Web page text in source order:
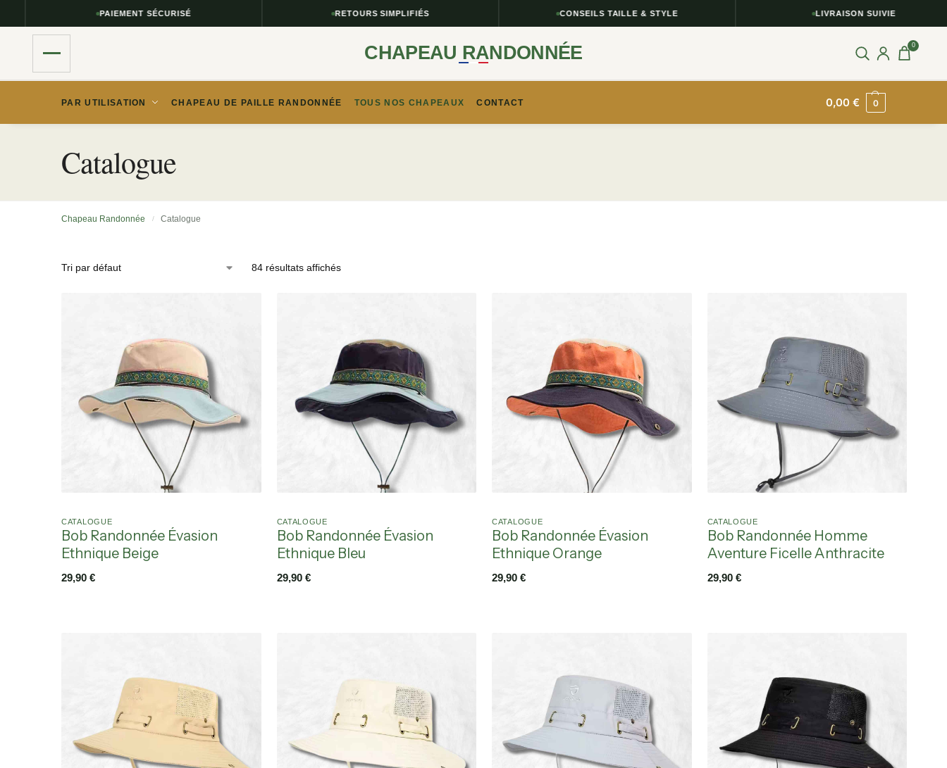
PAIEMENT SÉCURISÉ RETOURS SIMPLIFIÉS CONSEILS TAILLE & STYLE LIVRAISON SUIVIE
CHAPEAU RANDONNÉE 0
PAR UTILISATION CHAPEAU DE PAILLE RANDONNÉE​ TOUS NOS CHAPEAUX CONTACT 0,00€ 0
Catalogue
Chapeau Randonnée / Catalogue
84 résultats affichés
CATALOGUE
Bob Randonnée Évasion
Ethnique Beige
29,90 €
CATALOGUE
Bob Randonnée Évasion
Ethnique Bleu
29,90 €
CATALOGUE
Bob Randonnée Évasion
Ethnique Orange
29,90 €
CATALOGUE
Bob Randonnée Homme
Aventure Ficelle Anthracite
29,90 €